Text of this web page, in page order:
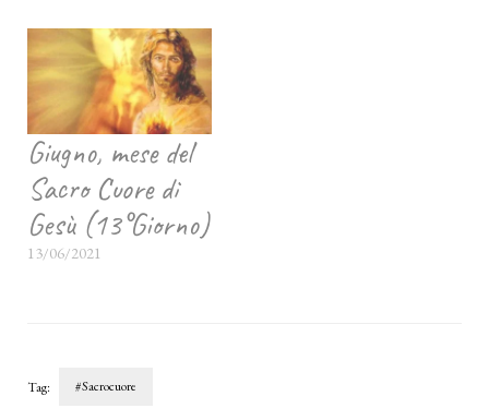
a noi i nostri debiti come noi li
rimettiamo ai…
Giugno, mese del
Sacro Cuore di
Gesù (13°Giorno)
13/06/2021
Tag: #Sacrocuore